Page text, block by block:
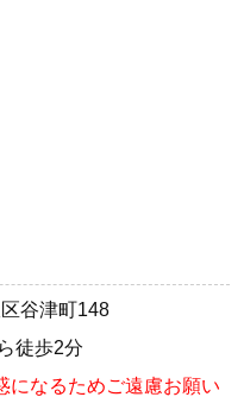
谷津町148
徒歩2分
なるためご遠慮お願い